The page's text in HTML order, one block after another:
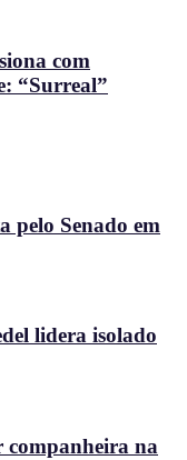
com
“Surreal”
pelo Senado em
lidera isolado
companheira na